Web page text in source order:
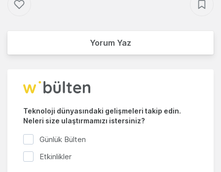
Yorum Yaz
Teknoloji dünyasındaki gelişmeleri takip edin.
Neleri size ulaştırmamızı istersiniz?
Günlük Bülten
Etkinlikler